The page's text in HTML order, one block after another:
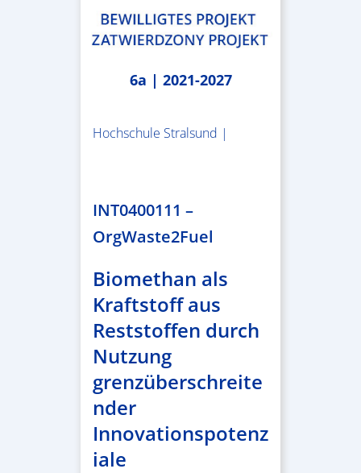
6a | 2021-2027
Hochschule Stralsund |
INT0400111 –
OrgWaste2Fuel
Biomethan als
Kraftstoff aus
Reststoffen durch
Nutzung
grenzüberschreite
nder
Innovationspotenz
iale